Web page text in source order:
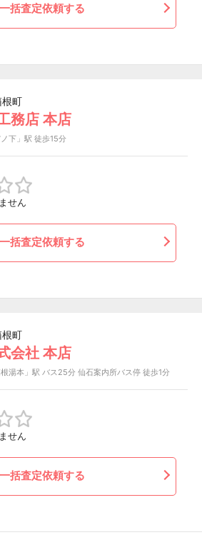
一括査定依頼する
町
務店 本店
下」駅 徒歩15分
せん
一括査定依頼する
町
会社 本店
湯本」駅 バス25分 仙石案内所バス停 徒歩1分
せん
一括査定依頼する